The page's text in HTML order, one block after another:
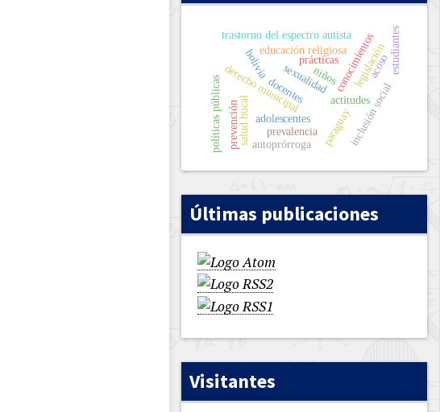
actitudes
adolescentes
conocimientos
educación religiosa
prácticas
sexualidad
derecho municipal inclusión social
legislación
políticas públicas
trastorno del espectro autista
paraguay
niños
prevalencia
salud bucal autoprórroga
bolivia acosoestudiantes
prevención
docentes
Últimas publicaciones
Visitantes